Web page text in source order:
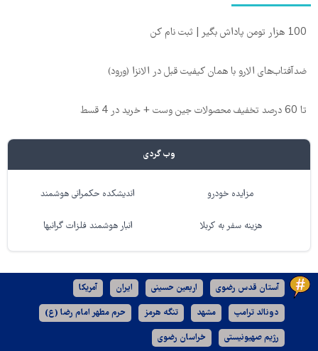
100 هزار تومن پاداش بگیر | ثبت نام کن
ضدآفتاب‌های الارو با همان کیفیت قبل در الانزا (ورود)
تا 60 درصد تخفیف محصولات جین وست + خرید در 4 قسط
وب گردی
مزایده خودرو اندیشکده حکمرانی هوشمند
هزینه سفر به کربلا انبار هوشمند فلزات گرانبها
آستان قدس رضوی اربعین حسینی ایران آمریکا
دونالد ترامپ مشهد تنگه هرمز حرم مطهر امام رضا (ع)
رژیم صهیونیستی خراسان رضوی